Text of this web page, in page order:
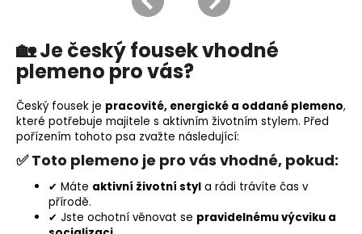
🏡 Je český fousek vhodné
plemeno pro vás?
Český fousek je pracovité, energické a oddané plemeno,
které potřebuje majitele s aktivním životním stylem. Před
pořízením tohoto psa zvažte následující:
✅ Toto plemeno je pro vás vhodné, pokud:
✔ Máte aktivní životní styl a rádi trávíte čas v
přírodě.
✔ Jste ochotní věnovat se pravidelnému výcviku a